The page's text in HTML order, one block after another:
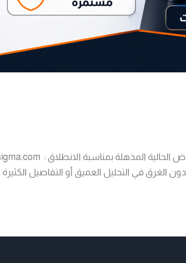
في التحليل العميق أو التفاصيل